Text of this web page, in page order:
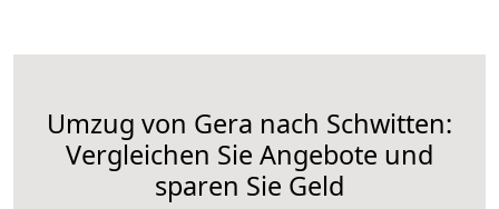
Umzug von Gera nach Schwitten:
Vergleichen Sie Angebote und
sparen Sie Geld